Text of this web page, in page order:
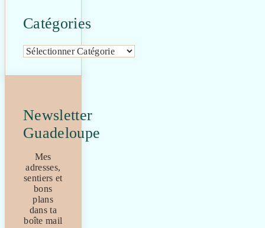
Catégories
Catégories
Newsletter
Guadeloupe
Mes
adresses,
sentiers et
bons
plans
dans ta
boîte mail